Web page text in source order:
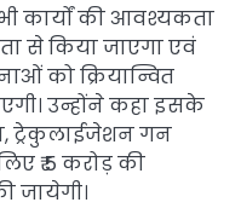
कार्यों की आवश्यकता
से किया जाएगा एवं
को क्रियान्वित
उन्होंने कहा इसके
ट्रेकुलाईजेशन गन
₹ 5 करोड़ की
जायेगी।